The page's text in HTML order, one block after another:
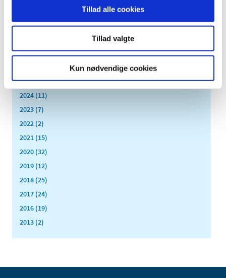
Tillad alle cookies
Tillad valgte
Kun nødvendige cookies
november (1)
juni (3)
marts (1)
2024 (11)
2023 (7)
2022 (2)
2021 (15)
2020 (32)
2019 (12)
2018 (25)
2017 (24)
2016 (19)
2013 (2)